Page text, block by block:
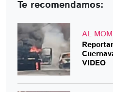
Te recomendamos:
AL
VIDEO